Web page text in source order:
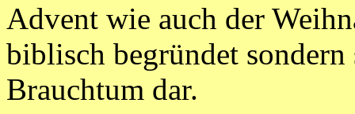
Advent wie auch der
biblisch begründet
Brauchtum dar.